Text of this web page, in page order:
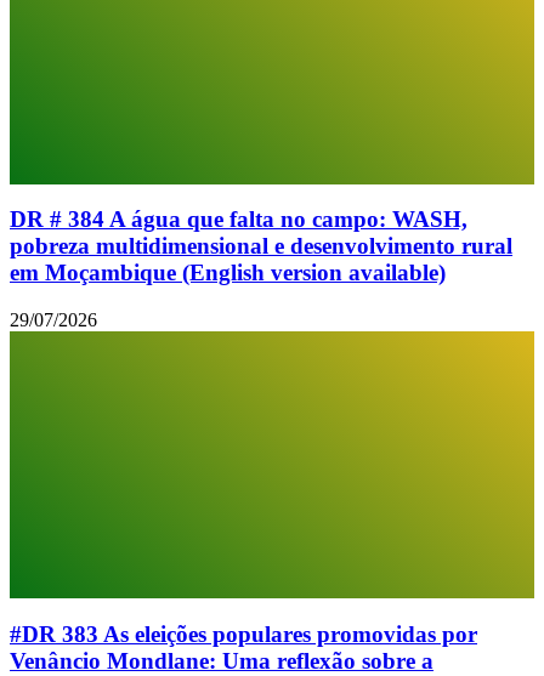
DR # 384 A água que falta no campo: WASH,
pobreza multidimensional e desenvolvimento rural
em Moçambique (English version available)
29/07/2026
#DR 383 As eleições populares promovidas por
Venâncio Mondlane: Uma reflexão sobre a